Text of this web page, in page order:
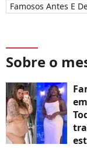
Famosos Antes E
Sobre o